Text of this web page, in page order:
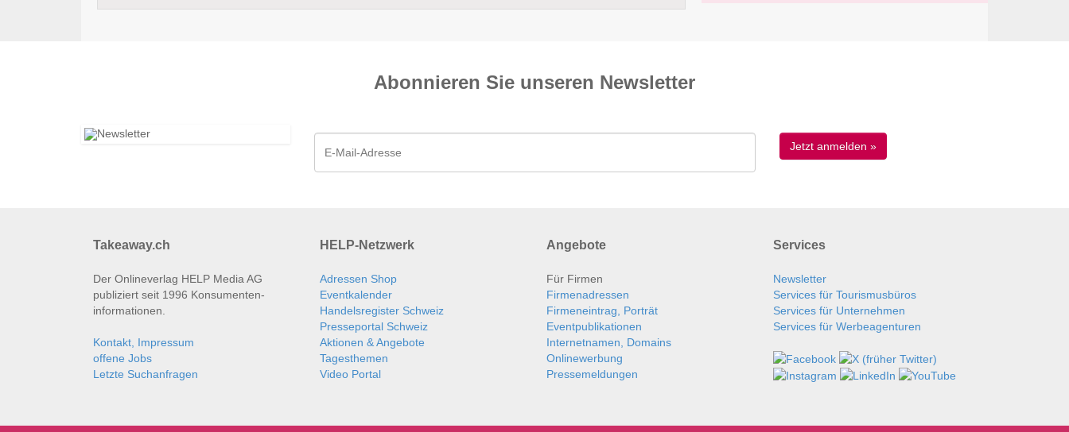
Abonnieren Sie unseren News­letter
Takeaway.ch
Der Onlineverlag HELP Media AG
publiziert seit 1996 Konsumenten­
informationen.
Kontakt, Impressum
offene Jobs
Letzte Suchanfragen
HELP-Netzwerk
Adressen Shop
Eventkalender
Handelsregister Schweiz
Presseportal Schweiz
Aktionen & Angebote
Tagesthemen
Video Portal
Angebote
Für Firmen
Firmenadressen
Firmeneintrag, Porträt
Eventpublikationen
Internetnamen, Domains
Onlinewerbung
Pressemeldungen
Services
Newsletter
Services für Tourismusbüros
Services für Unternehmen
Services für Werbeagenturen